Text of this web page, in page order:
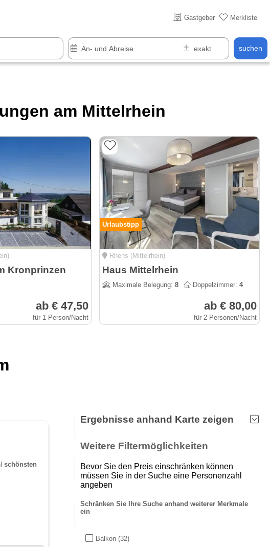
Gastgeber Merkliste
suchen
Über 25 Jahre online
am Mittelrhein
Kronprinzen
ab € 47,50
für 1 Person/Nacht
Urlaubstipp
Rhens (Mittelrhein)
Haus Mittelrhein
Maximale Belegung: 8 Doppelzimmer: 4
ab € 80,00
für 2 Personen/Nacht
schönsten
Ergebnisse anhand Karte zeigen
Weitere Filtermöglichkeiten
Bevor Sie den Preis einschränken können
müssen Sie in der Suche eine Personenzahl
angeben
Schränken Sie Ihre Suche anhand weiterer Merkmale
ein
Balkon (32)